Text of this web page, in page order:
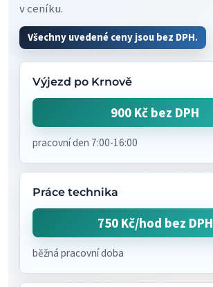
v ceníku.
Všechny uvedené ceny jsou bez DPH.
Výjezd po Krnově
900 Kč bez DPH
pracovní den 7:00-16:00
Práce technika
750 Kč/hod bez DPH
běžná pracovní doba